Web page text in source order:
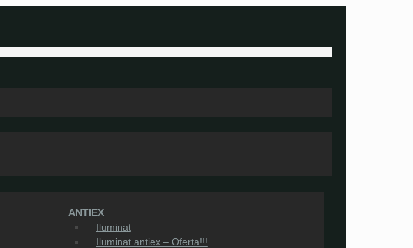
ANTIEX
Iluminat
Iluminat antiex – Oferta!!!